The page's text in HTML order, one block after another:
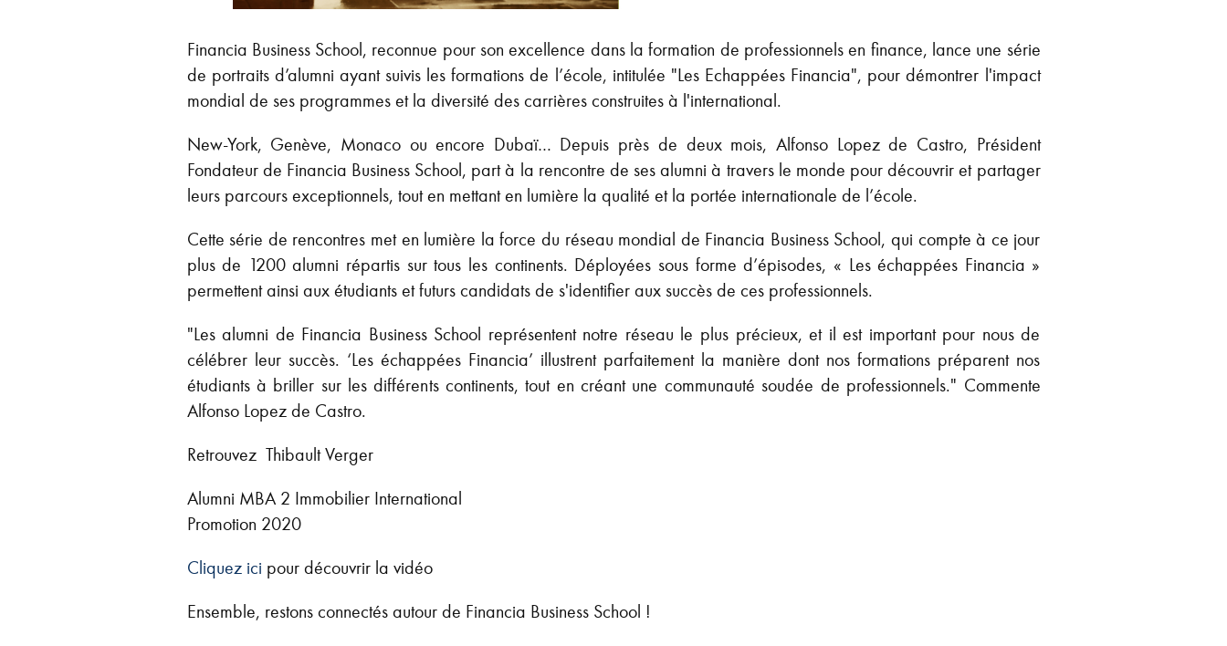
Financia Business School, reconnue pour son excellence dans la formation de professionnels en finance, lance une série
de portraits d’alumni ayant suivis les formations de l’école, intitulée "Les Echappées Financia", pour démontrer l'impact
mondial de ses programmes et la diversité des carrières construites à l'international.
New-York, Genève, Monaco ou encore Dubaï… Depuis près de deux mois, Alfonso Lopez de Castro, Président
Fondateur de Financia Business School, part à la rencontre de ses alumni à travers le monde pour découvrir et partager
leurs parcours exceptionnels, tout en mettant en lumière la qualité et la portée internationale de l’école.
Cette série de rencontres met en lumière la force du réseau mondial de Financia Business School, qui compte à ce jour
plus de 1200 alumni répartis sur tous les continents. Déployées sous forme d’épisodes, « Les échappées Financia »
permettent ainsi aux étudiants et futurs candidats de s'identifier aux succès de ces professionnels.
"Les alumni de Financia Business School représentent notre réseau le plus précieux, et il est important pour nous de
célébrer leur succès. ‘Les échappées Financia’ illustrent parfaitement la manière dont nos formations préparent nos
étudiants à briller sur les différents continents, tout en créant une communauté soudée de professionnels." Commente
Alfonso Lopez de Castro.
Retrouvez Thibault Verger
Alumni MBA 2 Immobilier International
Promotion 2020
Cliquez ici pour découvrir la vidéo
Ensemble, restons connectés autour de Financia Business School !